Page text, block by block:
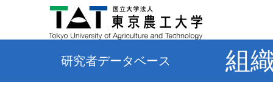
研究者データベース 組